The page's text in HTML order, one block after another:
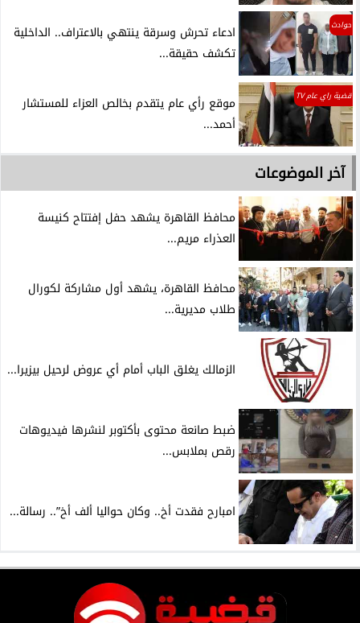
حوادث
ادعاء تحرش وسرقة ينتهي بالاعتراف.. الداخلية
تكشف حقيقة...
قضية راي عام TV
موقع رأي عام يتقدم بخالص العزاء للمستشار
أحمد...
آخر الموضوعات
محافظ القاهرة يشهد حفل إفتتاح كنيسة
العذراء مريم...
محافظ القاهرة، يشهد أول مشاركة لكورال
طلاب مديرية...
الزمالك يغلق الباب أمام أي عروض لرحيل بيزيرا...
ضبط صانعة محتوى بأكتوبر لنشرها فيديوهات
رقص بملابس...
امبارح فقدت أخ.. وكان حواليا ألف أخ”.. رسالة...